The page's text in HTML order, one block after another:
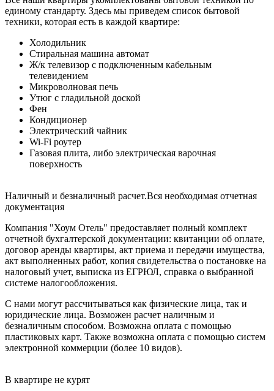
единому стандарту. Здесь мы приведем список бытовой
техники, которая есть в каждой квартире:
Холодильник
Стиральная машина автомат
Ж/к телевизор с подключенным кабельным
телевидением
Микроволновая печь
Утюг с гладильной доской
Фен
Кондиционер
Электрический чайник
Wi-Fi роутер
Газовая плита, либо электрическая варочная
поверхность
Наличный и безналичный расчет.Вся необходимая отчетная
документация
Компания "Хоум Отель" предоставляет полный комплект
отчетной бухгалтерской документации: квитанции об оплате,
договор аренды квартиры, акт приема и передачи имущества,
акт выполненных работ, копия свидетельства о постановке на
налоговый учет, выписка из ЕГРЮЛ, справка о выбранной
системе налогообложения.
С нами могут рассчитываться как физические лица, так и
юридические лица. Возможен расчет наличным и
безналичным способом. Возможна оплата с помощью
пластиковых карт. Также возможна оплата с помощью систем
электронной коммерции (более 10 видов).
В квартире не курят